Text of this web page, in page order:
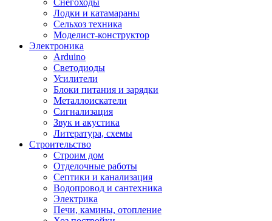
Снегоходы
Лодки и катамараны
Сельхоз техника
Моделист-конструктор
Электроника
Arduino
Светодиоды
Усилители
Блоки питания и зарядки
Металлоискатели
Сигнализация
Звук и акустика
Литература, схемы
Строительство
Строим дом
Отделочные работы
Септики и канализация
Водопровод и сантехника
Электрика
Печи, камины, отопление